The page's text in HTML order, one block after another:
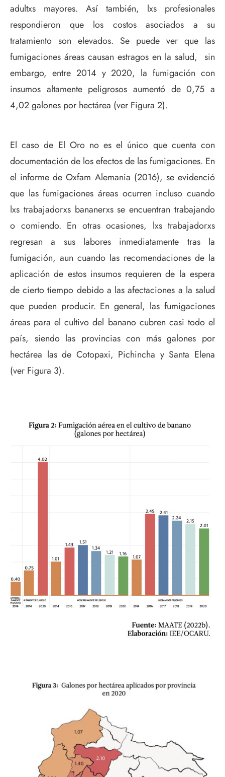
adultxs mayores. Así también, lxs profesionales
respondieron que los costos asociados a su
tratamiento son elevados. Se puede ver que las
fumigaciones áreas causan estragos en la salud, sin
embargo, entre 2014 y 2020, la fumigación con
insumos altamente peligrosos aumentó de 0,75 a
4,02 galones por hectárea (ver Figura 2).
El caso de El Oro no es el único que cuenta con
documentación de los efectos de las fumigaciones. En
el informe de Oxfam Alemania (2016), se evidenció
que las fumigaciones áreas ocurren incluso cuando
lxs trabajadorxs bananerxs se encuentran trabajando
o comiendo. En otras ocasiones, lxs trabajadorxs
regresan a sus labores inmediatamente tras la
fumigación, aun cuando las recomendaciones de la
aplicación de estos insumos requieren de la espera
de cierto tiempo debido a las afectaciones a la salud
que pueden producir. En general, las fumigaciones
áreas para el cultivo del banano cubren casi todo el
país, siendo las provincias con más galones por
hectárea las de Cotopaxi, Pichincha y Santa Elena
(ver Figura 3).